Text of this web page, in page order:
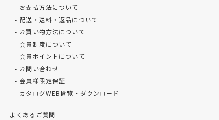
お支払方法について
配送・送料・返品について
お買い物方法について
会員制度について
会員ポイントについて
お問い合わせ
会員様限定保証
カタログWEB閲覧・ダウンロード
よくあるご質問